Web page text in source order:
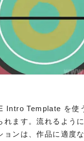
Intro Template を使
れます。流れるよう
ョンは、作品に適度